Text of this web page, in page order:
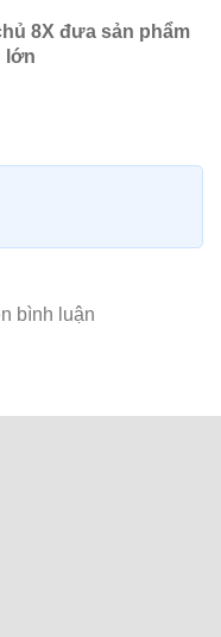
8X đưa sản phẩm
lớn